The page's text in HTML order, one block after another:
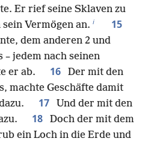
Er rief seine Sklaven zu
Vermögen an. i 15
dem anderen 2 und
– jedem nach seinen
er ab. 16
Der mit den
machte Geschäfte damit
17
Und der mit den
18
Doch der mit dem
ein Loch in die Erde und